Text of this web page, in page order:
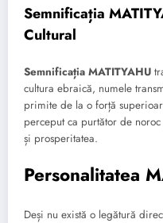
Semnificația
Cultural
Semnificația MATITYAHU
cultura ebraică, numele
primite de la o forță
perceput ca purtător de
și prosperitatea.
Personalitatea
Deși nu există o legătură